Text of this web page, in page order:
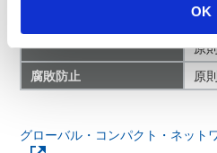
OK
原
原
腐敗防止
原
グローバル・コンパクト・ネット